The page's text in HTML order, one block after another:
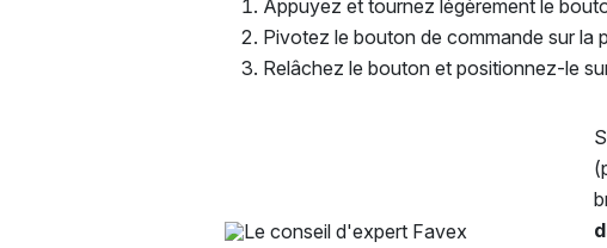
Appuyez et tournez légèrement le
Pivotez le bouton de commande sur la
Relâchez le bouton et positionnez-le